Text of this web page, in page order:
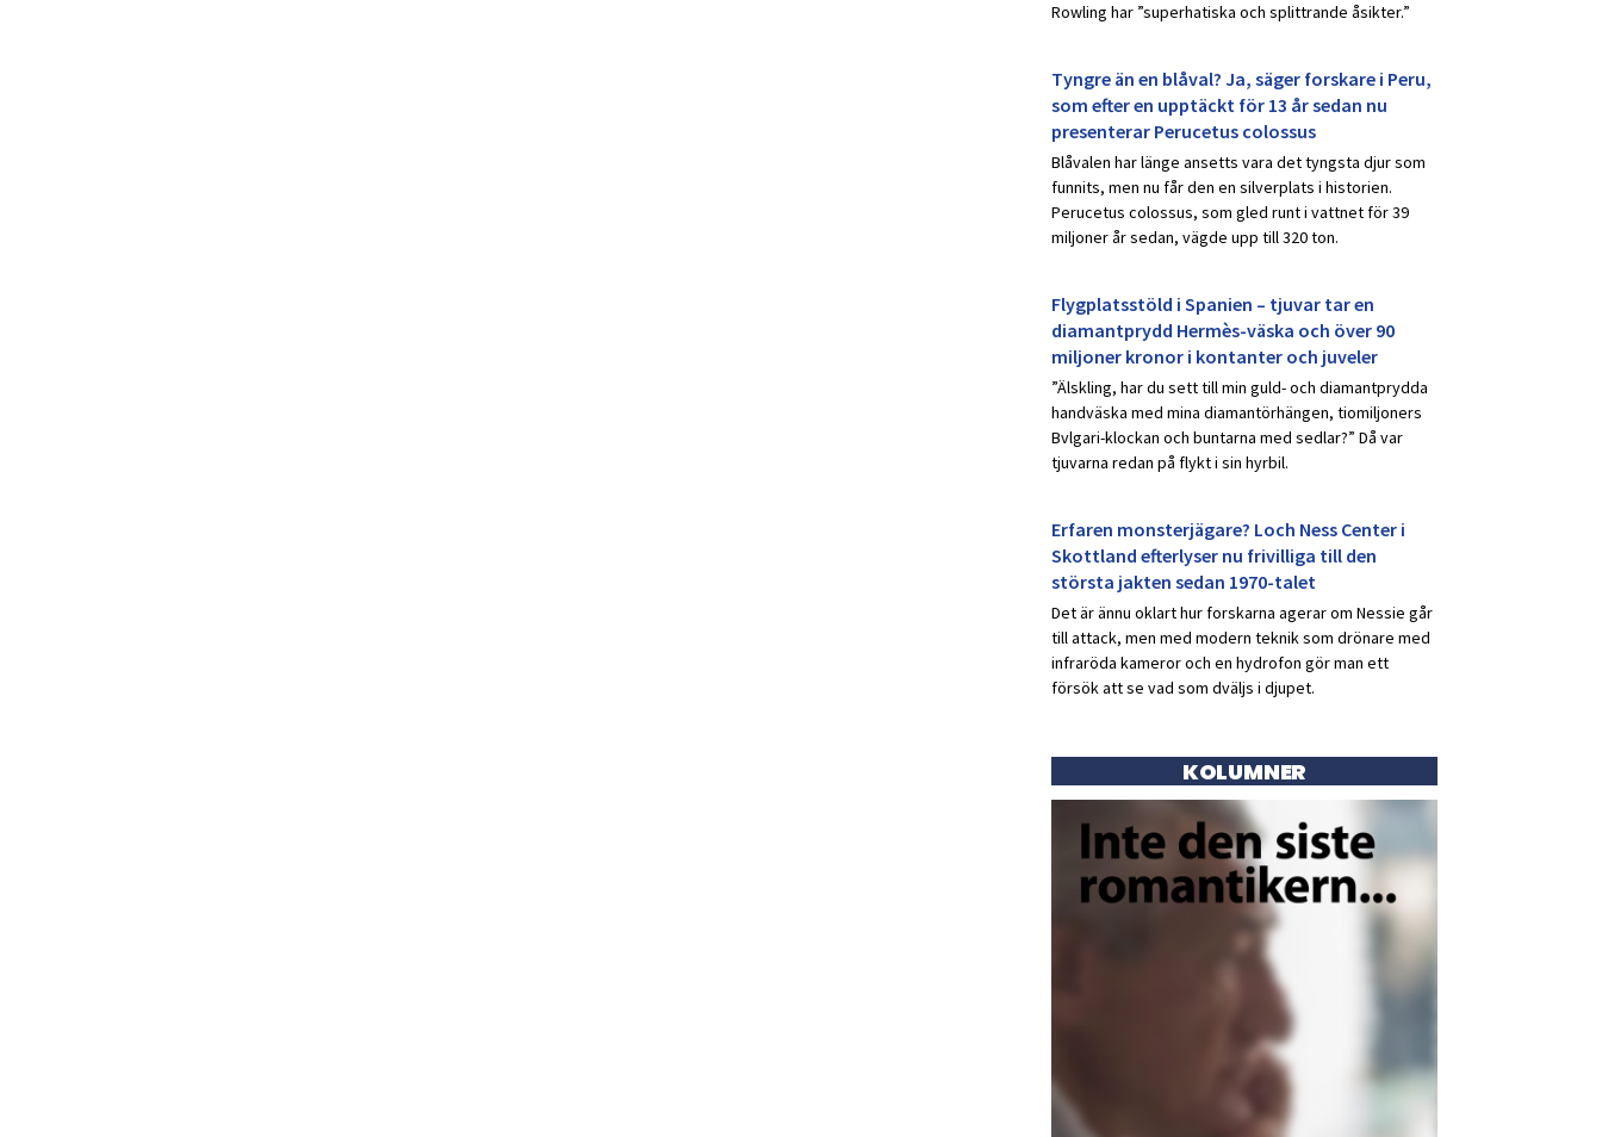
Rowling har ”superhatiska och splittrande åsikter.”
Tyngre än en blåval? Ja, säger forskare i Peru,
som efter en upptäckt för 13 år sedan nu
presenterar Perucetus colossus
Blåvalen har länge ansetts vara det tyngsta djur som
funnits, men nu får den en silverplats i historien.
Perucetus colossus, som gled runt i vattnet för 39
miljoner år sedan, vägde upp till 320 ton.
Flygplatsstöld i Spanien – tjuvar tar en
diamantprydd Hermès-väska och över 90
miljoner kronor i kontanter och juveler
”Älskling, har du sett till min guld- och diamantprydda
handväska med mina diamantörhängen, tiomiljoners
Bvlgari-klockan och buntarna med sedlar?” Då var
tjuvarna redan på flykt i sin hyrbil.
Erfaren monsterjägare? Loch Ness Center i
Skottland efterlyser nu frivilliga till den
största jakten sedan 1970-talet
Det är ännu oklart hur forskarna agerar om Nessie går
till attack, men med modern teknik som drönare med
infraröda kameror och en hydrofon gör man ett
försök att se vad som dväljs i djupet.
KOLUMNER